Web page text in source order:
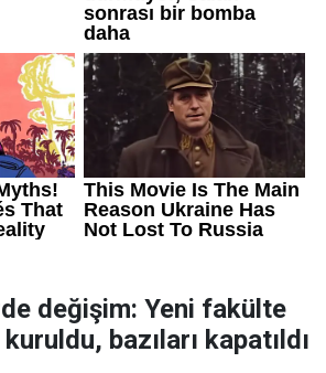
değişim: Yeni fakülte
bazıları kapatıldı